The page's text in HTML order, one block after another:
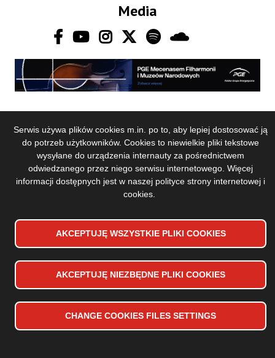
Serwis używa plików cookies m.in. po to, aby lepiej dostosować ją
do potrzeb użytkowników. Cookies to niewielkie pliki tekstowe
wysyłane do urządzenia internauty za pośrednictwem
odwiedzanego przez niego serwisu internetowego. Więcej
informacji dostępnych jest w naszej polityce strony internetowej i
cookies
AKCEPTUJĘ WSZYSTKIE PLIKI COOKIES
AKCEPTUJĘ NIEZBĘDNE PLIKI COOKIES
WYCOFAJ ZGODĘ NA PLIKI COOKIES
CHANGE COOKIES FILES SETTINGS
Media
Copyrights 2024 Toruńska Orkiestra Symfoniczna
Stopka
dolna
menu
Accessibility declaration
Sitemap
Privacy Policy